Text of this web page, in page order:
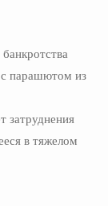
парашютом из
затруднения
в тяжелом